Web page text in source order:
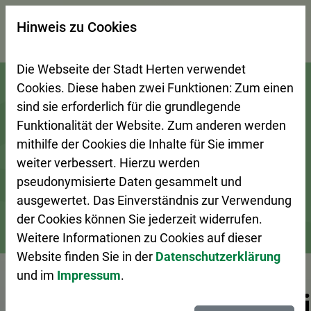
Zur Startseite (Schnelltaste 0)
Zum Seitenanfang springen (Schnelltaste A)
Zur Navigation/Menü springen (Schnelltaste M)
Zur Suche springen (Schnelltaste 8)
Zum Inhalt springen (Schnelltaste I)
Zum Fußbereich springen (Schnelltaste Z)
Bürgerservice Dienstleistungen A–Z
Vorlesen
Suchseite mit Schnellsuche
Hinweis zu Cookies
Die Webseite der Stadt Herten verwendet
Cookies. Diese haben zwei Funktionen: Zum einen
sind sie erforderlich für die grundlegende
Funktionalität der Website. Zum anderen werden
mithilfe der Cookies die Inhalte für Sie immer
weiter verbessert. Hierzu werden
pseudonymisierte Daten gesammelt und
ausgewertet. Das Einverständnis zur Verwendung
der Cookies können Sie jederzeit widerrufen.
Weitere Informationen zu Cookies auf dieser
Website finden Sie in der Datenschutzerklärung
und im Impressum.